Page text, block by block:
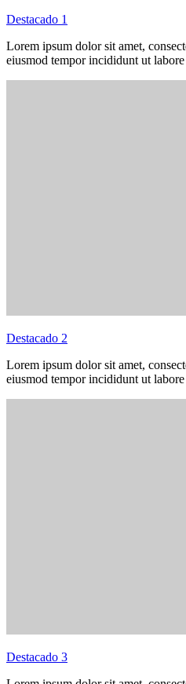
Destacado 1
Lorem ipsum dolor sit amet,
eiusmod tempor incididunt ut
Destacado 2
Lorem ipsum dolor sit amet,
eiusmod tempor incididunt ut
Destacado 3